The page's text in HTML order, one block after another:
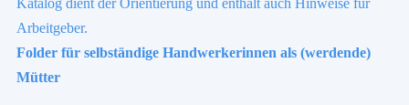
Katalog dient der Orientierung und enthält auch Hinweise für
Arbeitgeber.
Folder für selbständige Handwerkerinnen als (werdende)
Mütter